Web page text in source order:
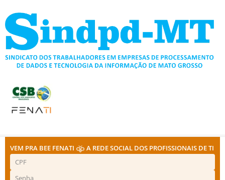
para
conteúdo
VEM PRA BEE FENATI A REDE SOCIAL DOS PROFISSIONAIS DE TI